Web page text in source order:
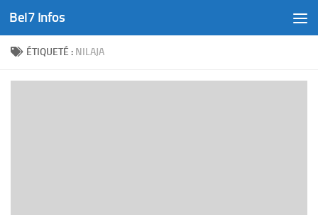
Skip to content
Bel7 Infos
ÉTIQUETÉ : NILAJA